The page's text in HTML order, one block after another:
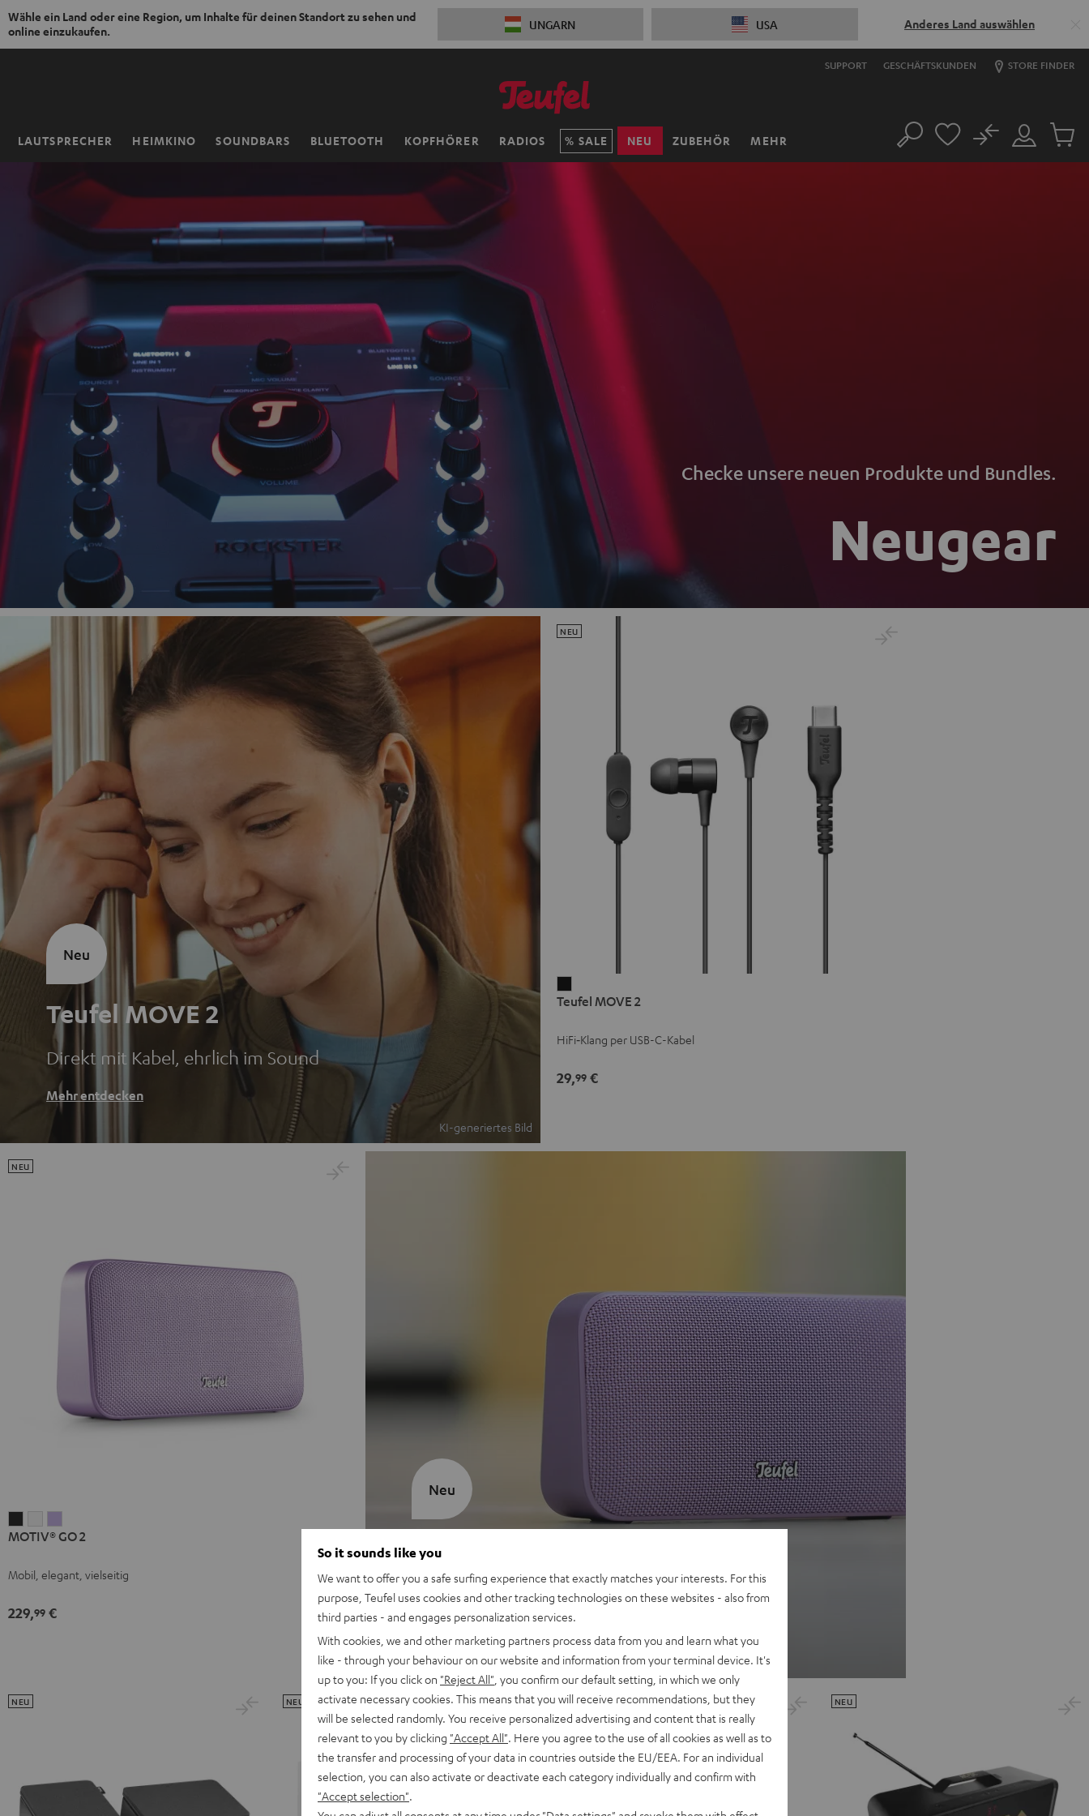
Wähle ein Land oder eine Region, um Inhalte für deinen Standort zu sehen und
online einzukaufen.
UNGARN USA Anderes Land auswählen
ZUM
SUPPORT GESCHÄFTSKUNDEN STORE FINDER
LAUTSPRECHER HEIMKINO SOUNDBARS BLUETOOTH KOPFHÖRER RADIOS SALE NEU ZUBEHÖR MEHR
Startseite Suche
Mein
Konto
No
Artikel
Checke unsere neuen Produkte und Bundles.
Neugear
Teufel MOVE 2
Direkt mit Kabel, ehrlich im Sound
Mehr entdecken
Neu
MOVE
Schwarz
Teufel MOVE 2
HiFi‑Klang per USB-C-Kabel
NEU
29,99 €
GO
Night
GO
Silver
GO
Soft
MOTIV® GO 2
Mobil, elegant, vielseitig
NEU
229,99 €
MOTIV® GO 2
Stil trifft Sound
Neu
NEU NEU NEU NEU
So it sounds like you
We want to offer you a safe surfing experience that exactly matches your interests. For this
purpose, Teufel uses cookies and other tracking technologies on these websites - also from
third parties - and engages personalization services.
With cookies, we and other marketing partners process data from you and learn what you
like - through your behaviour on our website and information from your terminal device. It's
up to you: If you click on "Reject All" , you confirm our default setting, in which we only
activate necessary cookies. This means that you will receive recommendations, but they
will be selected randomly. You receive personalized advertising and content that is really
relevant to you by clicking "Accept All" . Here you agree to the use of all cookies as well as to
the transfer and processing of your data in countries outside the EU/EEA. For an individual
selection, you can also activate or deactivate each category individually and confirm with
"Accept selection"